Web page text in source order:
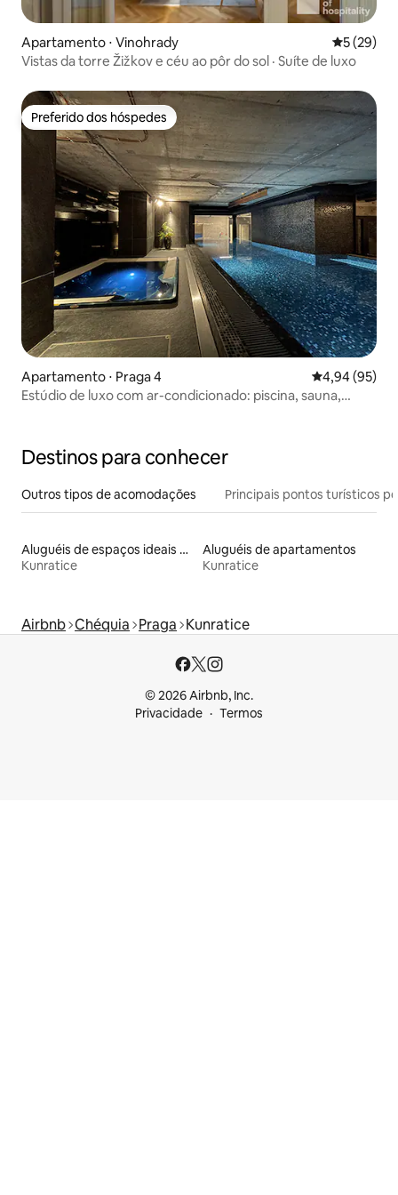
Apartamento ⋅ Vinohrady 5 de uma
5 (29)
Vistas da torre Žižkov e céu ao pôr do sol · Suíte de luxo
Preferido dos hóspedes
Preferido dos hóspedes
Apartamento ⋅ Praga 4 4,94 de uma
4,94 (95)
Estúdio de luxo com ar-condicionado: piscina, sauna,
Destinos para conhecer
Outros tipos de acomodações Principais pontos turísticos
Aluguéis de espaços ideais para famílias
Kunratice
Aluguéis de apartamentos
Kunratice
Airbnb Chéquia Praga Kunratice
© 2026 Airbnb, Inc.
Privacidade
Termos